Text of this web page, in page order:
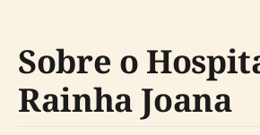
Sobre o
Rainha Joana